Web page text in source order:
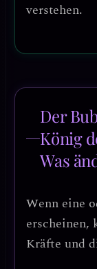
verstehen.
Der
König
Was
Wenn eine
erscheinen,
Kräfte und